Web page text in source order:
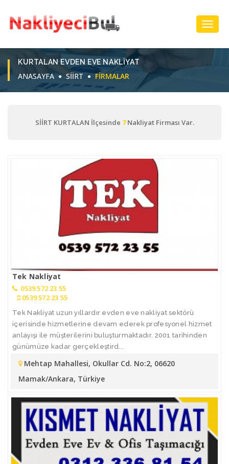
KURTALAN EVDEN EVE NAKLIYAT
ANASAYFA SİİRT FIRMALAR
SİİRT KURTALAN İlçesinde 7Nakliyat Firması Var.
Tek Nakliyat
0539 572 23 55
0539 572 23 55
Tek Nakliyat uzun yıllardır evden eve nakliyat sektörü
içerisinde hizmetlerine devam ederek profesyonel hizmet
anlayışı ile müşterilerini buluşturmaktadır. 2001 tarihinden
günümüze kadar gerçekleştird...
Mehtap Mahallesi, Okullar Cd. No:2, 06620
Mamak/Ankara, Türkiye